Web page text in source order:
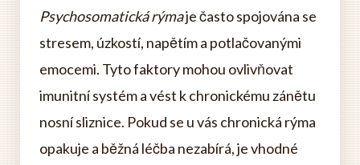
Psychosomatická rýmaje často spojována se
stresem, úzkostí, napětím a potlačovanými
emocemi. Tyto faktory mohou ovlivňovat
imunitní systém a vést k chronickému zánětu
nosní sliznice. Pokud se u vás chronická rýma
opakuje a běžná léčba nezabírá, je vhodné